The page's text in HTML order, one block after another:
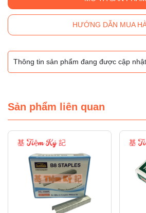
HƯỚNG DẪN MUA
Thông tin sản phẩm đang được cập nhật
Sản phẩm liên quan